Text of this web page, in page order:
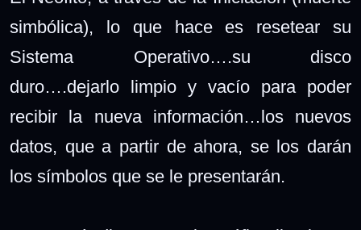
simbólica), lo que hace es resetear su
Sistema Operativo….su disco
duro….dejarlo limpio y vacío para poder
recibir la nueva información…los nuevos
datos, que a partir de ahora, se los darán
los símbolos que se le presentarán.